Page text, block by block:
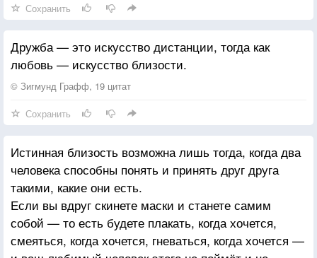
Мы теряем друг друга, когда не просим, не
доверяем, не спрашиваем, а требуем,
контролируем, придумываем...
Мы теряем друг друга, просто перестав быть
добрыми друг к другу...не умея сопереживать, не
Сохранить
Дружба — это искусство дистанции, тогда как
любовь — искусство близости.
© Зигмунд Графф, 19 цитат
Сохранить
Истинная близость возможна лишь тогда, когда два
человека способны понять и принять друг друга
такими, какие они есть.
Если вы вдруг скинете маски и станете самим
собой — то есть будете плакать, когда хочется,
смеяться, когда хочется, гневаться, когда хочется —